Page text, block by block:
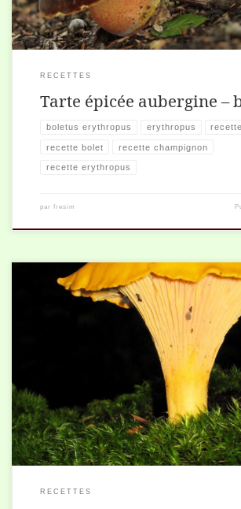
RECETTES
Tarte épicée aubergine –
boletus erythropus erythropus recette
recette bolet recette champignon
recette erythropus
par fresim
Pour 4-5 personnes 6 oeufs 250 g de girolles 2
crème fraiche 50 g de beurre sel, poivre persil
RECETTES